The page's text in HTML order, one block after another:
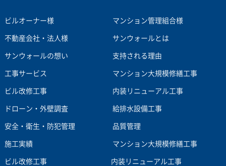
ビルオーナー様 マンション管理組合様
不動産会社・法人様 サンウォールとは
サンウォールの想い 支持される理由
工事サービス マンション大規模修繕工事
ビル改修工事 内装リニューアル工事
ドローン・外壁調査 給排水設備工事
安全・衛生・防犯管理 品質管理
施工実績 マンション大規模修繕工事
ビル改修工事 内装リニューアル工事